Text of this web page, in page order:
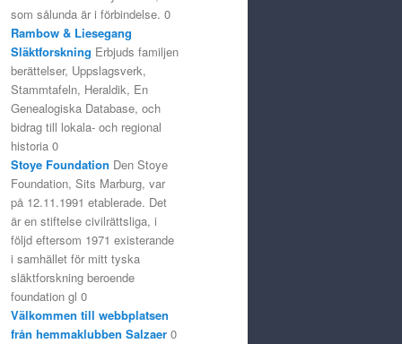
som sålunda är i förbindelse. 0
Rambow & Liesegang
Släktforskning Erbjuds familjen
berättelser, Uppslagsverk,
Stammtafeln, Heraldik, En
Genealogiska Database, och
bidrag till lokala- och regional
historia 0
Stoye Foundation Den Stoye
Foundation, Sits Marburg, var
på 12.11.1991 etablerade. Det
är en stiftelse civilrättsliga, i
följd eftersom 1971 existerande
i samhället för mitt tyska
släktforskning beroende
foundation gl 0
Välkommen till webbplatsen
från hemmaklubben Salzaer 0